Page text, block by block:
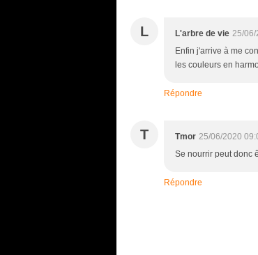
L L'arbre de vie 25/06/
Enfin j'arrive à me
les couleurs en
Répondre
T Tmor 25/06/2020
Se nourrir peut donc
Répondre